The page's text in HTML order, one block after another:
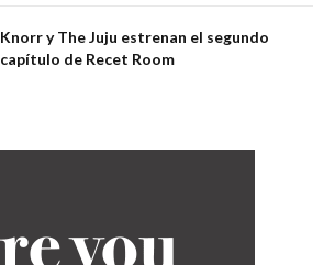
Knorr y The Juju estrenan el segundo
capítulo de Recet Room